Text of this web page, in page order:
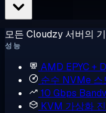
모든 Cloudzy 서버의
성능
AMD EPYC +
순수 NVMe 스
10 Gbps
KVM 가상화